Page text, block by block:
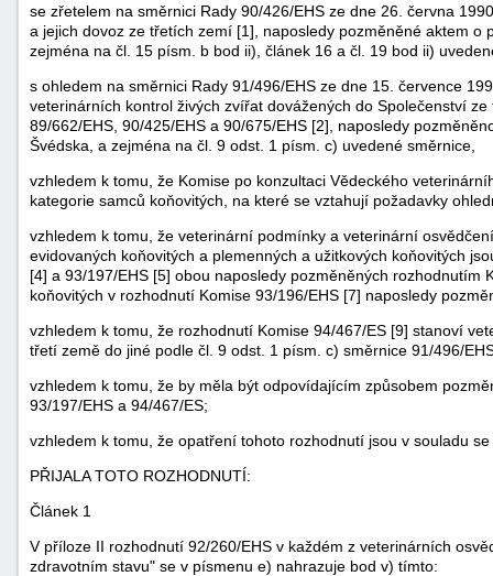
se zřetelem na směrnici Rady 90/426/EHS ze dne 26. června
a jejich dovoz ze třetích zemí [1], naposledy pozměněné aktem o
zejména na čl. 15 písm. b bod ii), článek 16 a čl. 19 bod ii)
s ohledem na směrnici Rady 91/496/EHS ze dne 15. července
veterinárních kontrol živých zvířat dovážených do Společenství
89/662/EHS, 90/425/EHS a 90/675/EHS [2], naposledy
Švédska, a zejména na čl. 9 odst. 1 písm. c) uvedené směrnice,
vzhledem k tomu, že Komise po konzultaci Vědeckého
kategorie samců koňovitých, na které se vztahují požadavky
vzhledem k tomu, že veterinární podmínky a veterinární
evidovaných koňovitých a plemenných a užitkových koňovitých
[4] a 93/197/EHS [5] obou naposledy pozměněných rozhodnutím
koňovitých v rozhodnutí Komise 93/196/EHS [7] naposledy
vzhledem k tomu, že rozhodnutí Komise 94/467/ES [9] stanoví
třetí země do jiné podle čl. 9 odst. 1 písm. c) směrnice 91/496/
vzhledem k tomu, že by měla být odpovídajícím způsobem
93/197/EHS a 94/467/ES;
vzhledem k tomu, že opatření tohoto rozhodnutí jsou v souladu
PŘIJALA TOTO ROZHODNUTÍ:
Článek 1
V příloze II rozhodnutí 92/260/EHS v každém z veterinárních
zdravotním stavu" se v písmenu e) nahrazuje bod v) tímto:
náhrady
škody